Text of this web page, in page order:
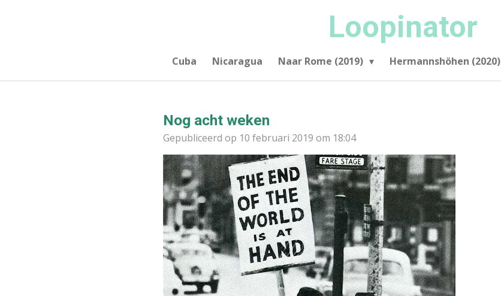
Loopinator
Cuba Nicaragua Naar Rome (2019) Hermannshöhen (2020)
Nog acht weken
Gepubliceerd op 10 februari 2019 om 18:04